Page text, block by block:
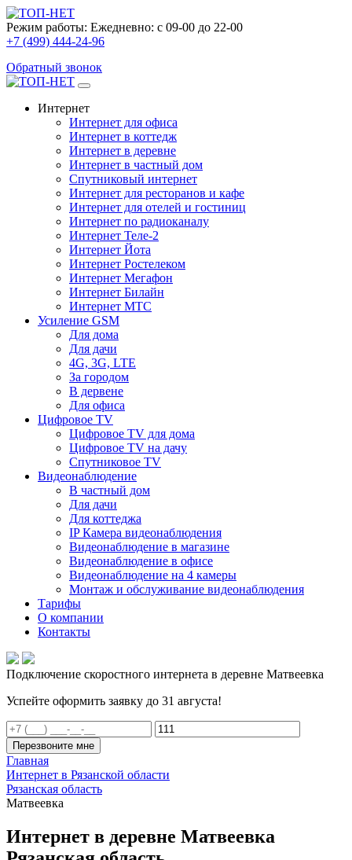
Режим работы: Ежедневно: с 09-00 до 22-00
+7 (499) 444-24-96
Обратный звонок
Интернет
Интернет для офиса
Интернет в коттедж
Интернет в деревне
Интернет в частный дом
Спутниковый интернет
Интернет для ресторанов и кафе
Интернет для отелей и гостиниц
Интернет по радиоканалу
Интернет Теле-2
Интернет Йота
Интернет Ростелеком
Интернет Мегафон
Интернет Билайн
Интернет МТС
Усиление GSM
Для дома
Для дачи
4G, 3G, LTE
За городом
В дервене
Для офиса
Цифровое TV
Цифровое TV для дома
Цифровое TV на дачу
Спутниковое TV
Видеонаблюдение
В частный дом
Для дачи
Для коттеджа
IP Камера видеонаблюдения
Видеонаблюдение в магазине
Видеонаблюдение в офисе
Видеонаблюдение на 4 камеры
Монтаж и обслуживание видеонаблюдения
Тарифы
О компании
Контакты
Подключение скоростного интернета в деревне Матвеевка
Успейте оформить заявку до 31 августа!
Перезвоните мне
Главная
Интернет в Рязанской области
Рязанская область
Матвеевка
Интернет в деревне Матвеевка